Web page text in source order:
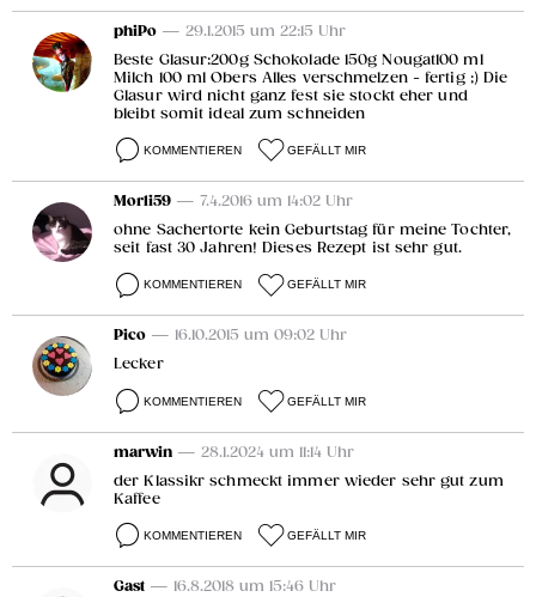
phiPo — 29.1.2015 um 22:15 Uhr
Beste Glasur:200g Schokolade 150g Nougat100 ml
Milch 100 ml Obers Alles verschmelzen - fertig ;) Die
Glasur wird nicht ganz fest sie stockt eher und
bleibt somit ideal zum schneiden
KOMMENTIEREN GEFÄLLT MIR
Morli59 — 7.4.2016 um 14:02 Uhr
ohne Sachertorte kein Geburtstag für meine Tochter,
seit fast 30 Jahren! Dieses Rezept ist sehr gut.
KOMMENTIEREN GEFÄLLT MIR
Pico — 16.10.2015 um 09:02 Uhr
Lecker
KOMMENTIEREN GEFÄLLT MIR
marwin — 28.1.2024 um 11:14 Uhr
der Klassikr schmeckt immer wieder sehr gut zum
Kaffee
KOMMENTIEREN GEFÄLLT MIR
Gast — 16.8.2018 um 15:46 Uhr